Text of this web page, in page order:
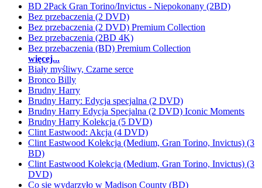
BD 2Pack Gran Torino/Invictus - Niepokonany (2BD)
Bez przebaczenia (2 DVD)
Bez przebaczenia (2 DVD) Premium Collection
Bez przebaczenia (2BD 4K)
Bez przebaczenia (BD) Premium Collection
więcej...
Biały myśliwy, Czarne serce
Bronco Billy
Brudny Harry
Brudny Harry: Edycja specjalna (2 DVD)
Brudny Harry Edycja Specjalna (2 DVD) Iconic Moments
Brudny Harry Kolekcja (5 DVD)
Clint Eastwood: Akcja (4 DVD)
Clint Eastwood Kolekcja (Medium, Gran Torino, Invictus) (3
BD)
Clint Eastwood Kolekcja (Medium, Gran Torino, Invictus) (3
DVD)
Co się wydarzyło w Madison County (BD)